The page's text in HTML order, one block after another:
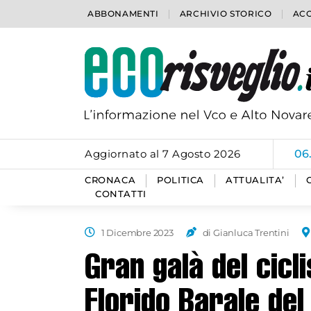
ABBONAMENTI ARCHIVIO STORICO
Aggiornato al 7 Agosto 2026
CRONACA POLITICA ATTUALITA’
CONTATTI
1 Dicembre 2023 di Gianluca Trentini
Gran galà del